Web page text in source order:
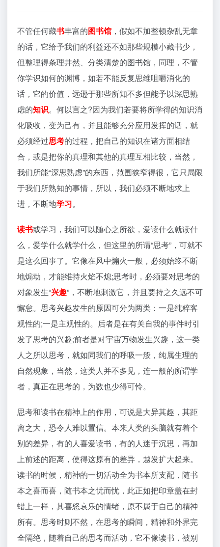
不管任何藏书丰富的图书馆 ，假如不加整顿杂乱无章
的话，它给予我们的利益还不如那些规模小藏书少，
但整理得条理井然、分类清楚的图书馆，同理，不管
你学识如何的渊博，如若不能反复思维咀嚼消化的
话，它的价值，远逊于那些所知不多但能予以深思熟
虑的知识。何以言之?因为我们若要将所学得的知识消
化吸收，变为己有，并且能够充分应用发挥的话，就
必须经过思考的过程，把自己的知识在诸方面相结
合，或是把你的真理和其他的真理互相比较，当然，
我们所能“深思熟虑”的东西，范围狭窄得很，它只局限
于我们所熟知的事情，所以，我们必须不断地求上
进，不断地学习。
读书或学习，我们可以随心之所欲，爱读什么就读什
么，爱学什么就学什么，但这里的所谓“思考”，可就不
是这么回事了。它像在风中煽火一般，必须始终不断
地煽动，才能维持火焰不熄;思考时，必须要对思考的
对象发生“兴趣”，不断地刺激它，并且要持之久远不可
懈怠。思考兴趣发生的原因可分为两类：一是纯粹客
观性的;一是主观性的。后者是在有关自我的事件时引
发了思考的兴趣;前者是对宇宙万物发生兴趣，这一类
人之所以思考，就如同我们的呼吸一般，纯属生理的
自然现象，当然，这类人并不多见，连一般的所谓学
者，真正在思考的，为数也少得可怜。
思考和读书在精神上的作用，可说是大异其趣，其距
离之大，恐令人难以置信。本来人类的头脑就有着个
别的差异，有的人喜爱读书，有的人迷于沉思，再加
上前述的距离，使得这原有的差异，越发扩大起来。
读书的时候，精神的一切活动全为书本所支配，随书
本之喜而喜，随书本之忧而忧，此正如把印章盖在封
蜡上一样，其喜怒哀乐的情绪，原不属于自己的精神
所有。思考时则不然，在思考的瞬间，精神和外界完
全隔绝，随着自己的思考而活动，它不像读书，被别